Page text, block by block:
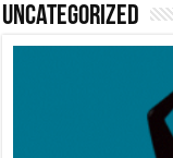
Uncategorized